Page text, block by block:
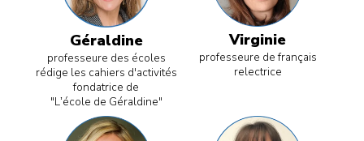
Géraldine
professeure des écoles
rédige les cahiers d'activités
fondatrice de
"L’école de Géraldine"
Virginie
professeure de français
relectrice